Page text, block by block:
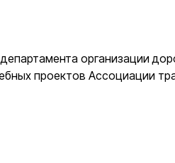
организации
проектов Ассоциации